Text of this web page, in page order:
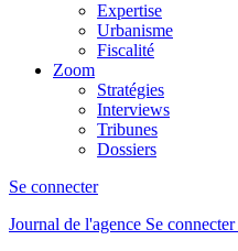
Expertise
Urbanisme
Fiscalité
Zoom
Stratégies
Interviews
Tribunes
Dossiers
Se connecter
Journal de l'agence Se connecter